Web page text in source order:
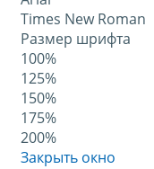
Times New Roman
Размер шрифта
100%
125%
150%
175%
200%
Закрыть окно